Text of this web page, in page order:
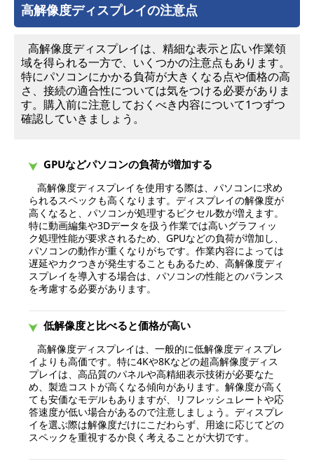
高解像度ディスプレイの注意点
高解像度ディスプレイは、精細な表示と広い作業領
域を得られる一方で、いくつかの注意点もあります。
特にパソコンにかかる負荷が大きくなる点や価格の高
さ、接続の適合性については気をつける必要がありま
す。購入前に注意しておくべき内容について1つずつ
確認していきましょう。
GPUなどパソコンの負荷が増加する
高解像度ディスプレイを使用する際は、パソコンに求め
られるスペックも高くなります。ディスプレイの解像度が
高くなると、パソコンが処理するピクセル数が増えます。
特に動画編集や3Dデータを扱う作業では高いグラフィッ
ク処理性能が要求されるため、GPUなどの負荷が増加し、
パソコンの動作が重くなりがちです。作業内容によっては
遅延やカクつきが発生することもあるため、高解像度ディ
スプレイを導入する場合は、パソコンの性能とのバランス
を考慮する必要があります。
低解像度と比べると価格が高い
高解像度ディスプレイは、一般的に低解像度ディスプレ
イよりも高価です。特に4Kや8Kなどの超高解像度ディス
プレイは、高品質のパネルや高精細表示技術が必要なた
め、製造コストが高くなる傾向があります。解像度が高く
ても安価なモデルもありますが、リフレッシュレートや応
答速度が低い場合があるので注意しましょう。ディスプレ
イを選ぶ際は解像度だけにこだわらず、用途に応じてどの
スペックを重視するか良く考えることが大切です。